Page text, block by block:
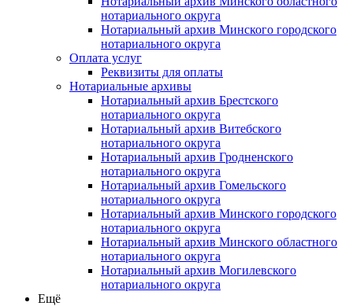
нотариального округа
Нотариальный архив Минского городского
нотариального округа
Оплата услуг
Реквизиты для оплаты
Нотариальные архивы
Нотариальный архив Брестского
нотариального округа
Нотариальный архив Витебского
нотариального округа
Нотариальный архив Гродненского
нотариального округа
Нотариальный архив Гомельского
нотариального округа
Нотариальный архив Минского городского
нотариального округа
Нотариальный архив Минского областного
нотариального округа
Нотариальный архив Могилевского
нотариального округа
Ещё